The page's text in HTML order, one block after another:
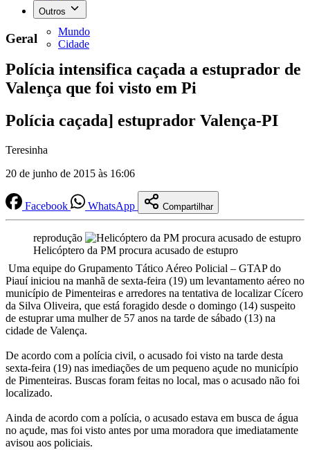
Outros
Mundo
Cidade
Geral
Polícia intensifica caçada a estuprador de
Valença que foi visto em Pi
Polícia caçada] estuprador Valença-PI
Teresinha
20 de junho de 2015 às 16:06
Facebook WhatsApp Compartilhar
reprodução
Helicóptero da PM procura acusado de estupro
Uma equipe do Grupamento Tático Aéreo Policial – GTAP do
Piauí iniciou na manhã de sexta-feira (19) um levantamento aéreo no
município de Pimenteiras e arredores na tentativa de localizar Cícero
da Silva Oliveira, que está foragido desde o domingo (14) suspeito
de estuprar uma mulher de 57 anos na tarde de sábado (13) na
cidade de Valença.
De acordo com a polícia civil, o acusado foi visto na tarde desta
sexta-feira (19) nas imediações de um pequeno açude no município
de Pimenteiras. Buscas foram feitas no local, mas o acusado não foi
localizado.
Ainda de acordo com a polícia, o acusado estava em busca de água
no açude, mas foi visto antes por uma moradora que imediatamente
avisou aos policiais.